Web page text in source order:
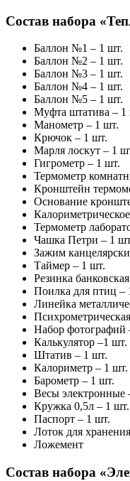
Состав набора
Баллон №1 – 1 шт.
Баллон №2 – 1 шт.
Баллон №3 – 1 шт.
Баллон №4 – 1 шт.
Баллон №5 – 1 шт.
Муфта штатива – 1
Манометр – 1 шт.
Крючок – 1 шт.
Марля лоскут – 1
Гигрометр – 1 шт.
Термометр
Кронштейн
Основание
Термометр
Чашка Петри – 1
Зажим
Таймер – 1 шт.
Резинка
Поилка для птиц –
Линейка
Набор фотографий
Калькулятор –1 шт.
Штатив – 1 шт.
Калориметр – 1 шт.
Барометр – 1 шт.
Весы электронные
Кружка 0,5л – 1 шт.
Паспорт – 1 шт.
Лоток для
Ложемент
Состав набора